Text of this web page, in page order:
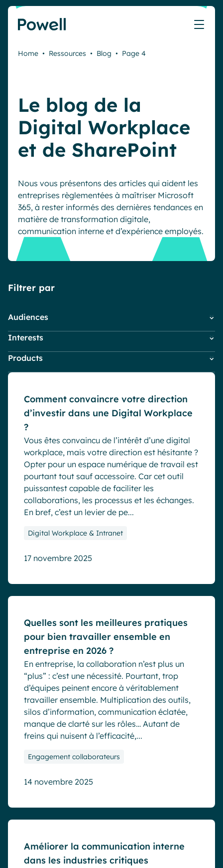
Skip to content
Communication interne
Ressources Humaines
Service public
Pharma & Santé
Banque & Finance
Industrie
ProduitsPowell Governance
Les cas d'usage
Knowledge Management
Engagement employés
Plateforme connectée
IA Digital Workplace augmentée
Hub digital
Analytique
IA générative
Partenaires
Devenir partenaire
Microsoft x Powell = ♡
Partenaire Bleu
Tarification
Nos clients
Notre accompagnement
Resources
Évaluer mon intranet
Evénements
Webinaires
Livres blancs
English
Home • Ressources • Blog • Page 4
Le blog de la
Digital Workplace
et de SharePoint
Nous vous présentons des articles qui aident les
entreprises règlementées à maîtriser Microsoft
365, à rester informés des dernières tendances en
matière de transformation digitale,
communication interne et d’expérience employés.
Filtrer par
Audiences
Collaborateurs
IT
Marketing & Communication
PME
Interests
Actus Powell
Actus produits
Digital Workplace & Intranet
Engagement collaborateurs
Microsoft Teams
Télétravail & travail hybride
Tendances du marché
Products
Powell Software Suite
Virtual Building
Blog
Comment convaincre votre direction
d’investir dans une Digital Workplace
?
Vous êtes convaincu de l’intérêt d’une digital
workplace, mais votre direction est hésitante ?
Opter pour un espace numérique de travail est
pourtant tout sauf accessoire. Car cet outil
puissantest capable de faciliter les
collaborations, les processus et les échanges.
En bref, c’est un levier de pe...
Digital Workplace & Intranet
17 novembre 2025
Quelles sont les meilleures pratiques
pour bien travailler ensemble en
entreprise en 2026 ?
En entreprise, la collaboration n’est plus un
“plus” : c’est une nécessité. Pourtant, trop
d’équipes peinent encore à véritablement
travailler ensemble. Multiplication des outils,
silos d’information, communication éclatée,
manque de clarté sur les rôles… Autant de
freins qui nuisent à l’efficacité,...
Engagement collaborateurs
14 novembre 2025
Améliorer la communication interne
dans les industries critiques